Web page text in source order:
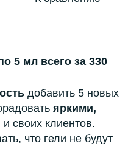
5 мл всего за 330
добавить 5 новых
яркими,
и своих клиентов.
что гели не будут